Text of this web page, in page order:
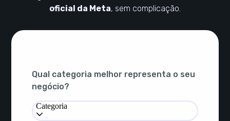
Qual categoria melhor representa o seu
negócio?
Categoria
oficial da Meta, sem complicação.